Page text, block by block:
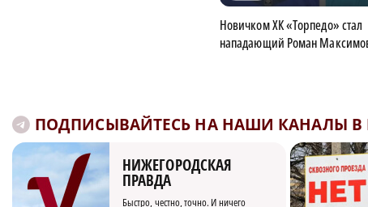
Новичком ХК «Торпедо» стал
нападающий Роман
ПОДПИСЫВАЙТЕСЬ НА НАШИ КАНАЛЫ В
НИЖЕГОРОДСКАЯ
ПРАВДА
Быстро, честно, точно. И ничего